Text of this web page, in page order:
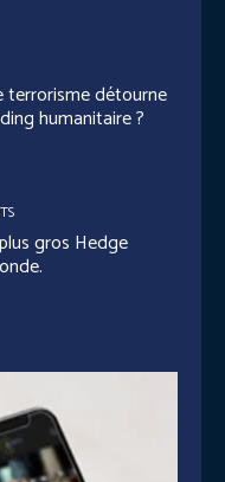
terrorisme détourne
humanitaire ?
gros Hedge